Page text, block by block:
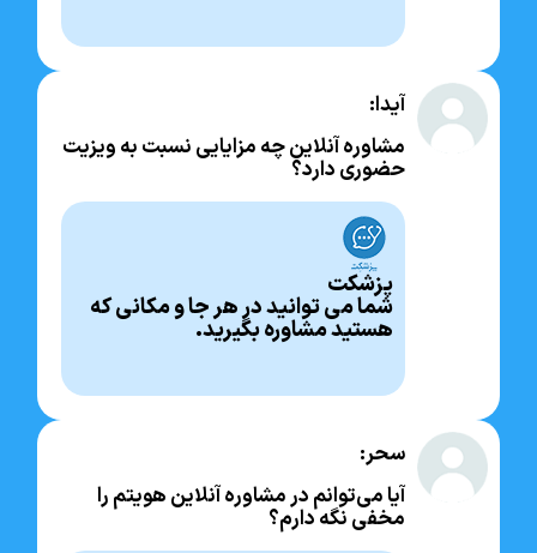
آیدا:
مشاوره آنلاین چه مزایایی نسبت به ویزیت
حضوری دارد؟
پزشکت
شما می توانید در هر جا و مکانی که
هستید مشاوره بگیرید.
سحر:
آیا می‌توانم در مشاوره آنلاین هویتم را
مخفی نگه دارم؟